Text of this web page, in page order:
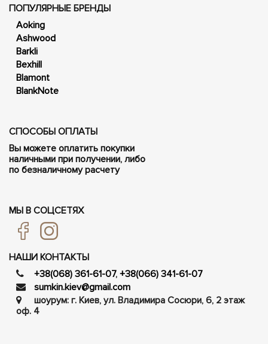
ПОПУЛЯРНЫЕ БРЕНДЫ
Aoking
Ashwood
Barkli
Bexhill
Blamont
BlankNote
СПОСОБЫ ОПЛАТЫ
Вы можете оплатить покупки
наличными при получении, либо
по безналичному расчету
МЫ В СОЦСЕТЯХ
НАШИ КОНТАКТЫ
+38(068) 361-61-07, +38(066) 341-61-07
sumkin.kiev@gmail.com
шоурум: г. Киев, ул. Владимира Сосюри, ​​6, 2 этаж
оф. 4